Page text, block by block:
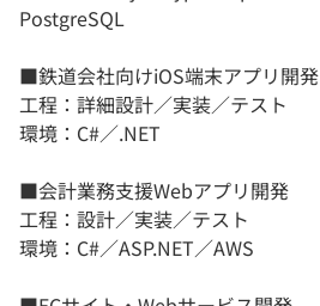
PostgreSQL
■鉄道会社向けiOS端末アプリ開発
工程：詳細設計／実装／テスト
環境：C#／.NET
■会計業務支援Webアプリ開発
工程：設計／実装／テスト
環境：C#／ASP.NET／AWS